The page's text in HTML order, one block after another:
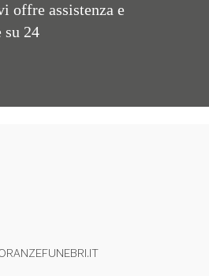
offre assistenza e
24